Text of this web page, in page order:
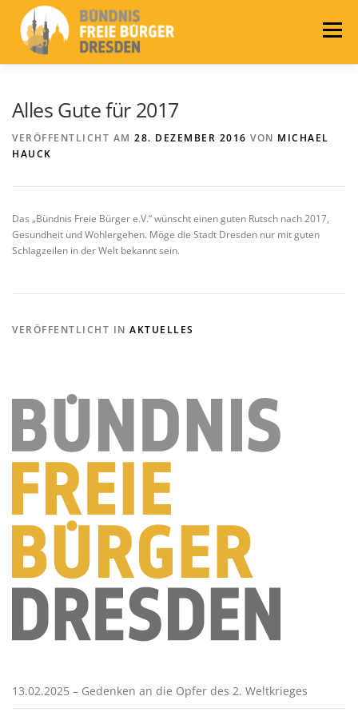
Inhalt
springen
Menü
PRESSE
Alles Gute für 2017
VERÖFFENTLICHT AM 28. DEZEMBER 2016 VON MICHAEL
HAUCK
Das „Bündnis Freie Bürger e.V.“ wünscht einen guten Rutsch nach 2017,
Gesundheit und Wohlergehen. Möge die Stadt Dresden nur mit guten
Schlagzeilen in der Welt bekannt sein.
VERÖFFENTLICHT IN AKTUELLES
13.02.2025 – Gedenken an die Opfer des 2. Weltkrieges